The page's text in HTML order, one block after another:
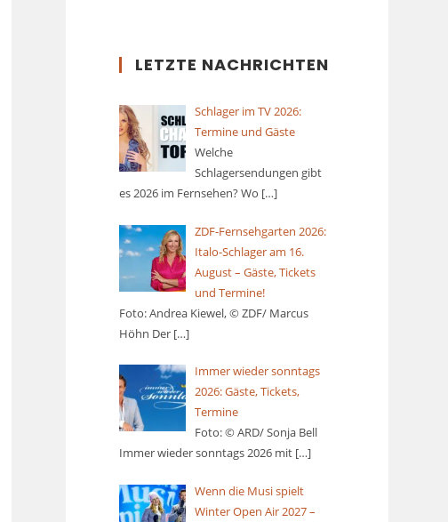
LETZTE NACHRICHTEN
Schlager im TV 2026:
Termine und Gäste
Welche
Schlagersendungen gibt
es 2026 im Fernsehen? Wo […]
ZDF-Fernsehgarten 2026:
Italo-Schlager am 16.
August – Gäste, Tickets
und Termine!
Foto: Andrea Kiewel, © ZDF/ Marcus
Höhn Der […]
Immer wieder sonntags
2026: Gäste, Tickets,
Termine
Foto: © ARD/ Sonja Bell
Immer wieder sonntags 2026 mit […]
Wenn die Musi spielt
Winter Open Air 2027 –